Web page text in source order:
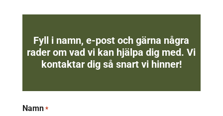
Fyll i namn, e-post och gärna några
rader om vad vi kan hjälpa dig med. Vi
kontaktar dig så snart vi hinner!
Namn *